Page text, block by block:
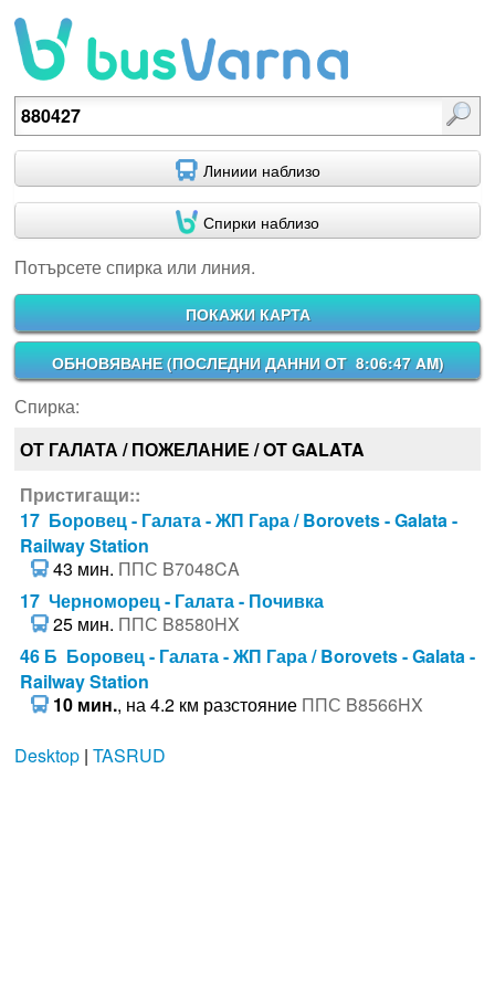
Потърсете спирка или линия.
Линиии наблизо
Спирки наблизо
Потърсете спирка или линия.
ПОКАЖИ КАРТА
ОБНОВЯВАНЕ (ПОСЛЕДНИ ДАННИ ОТ 8:06:47 AM)
Спирка:
ОТ ГАЛАТА / ПОЖЕЛАНИЕ / OT GALATA
Пристигащи::
17 Боровец - Галата - ЖП Гара / Borovets - Galata -
Railway Station
43 мин. ППС B7048CA
17 Черноморец - Галата - Почивка
25 мин. ППС B8580HX
46 Б Боровец - Галата - ЖП Гара / Borovets - Galata -
Railway Station
10 мин., на 4.2 км разстояние ППС B8566HX
Desktop| TASRUD